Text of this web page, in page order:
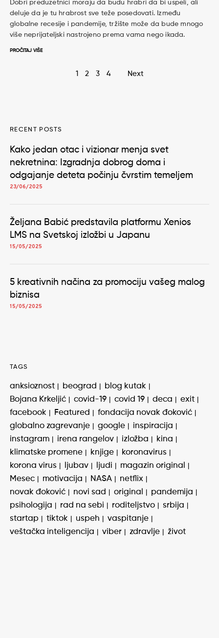
Dobri preduzetnici moraju da budu hrabri da bi uspeli, ali
deluje da je tu hrabrost sve teže posedovati. Između
globalne recesije i pandemije, tržište može da bude mnogo
više neprijateljski nastrojeno prema vama nego ikada.
PROČITAJ VIŠE
1 2 3 4 Next
RECENT POSTS
Kako jedan otac i vizionar menja svet
nekretnina: Izgradnja dobrog doma i
odgajanje deteta počinju čvrstim temeljem
23/06/2025
Željana Babić predstavila platformu Xenios
LMS na Svetskoj izložbi u Japanu
15/05/2025
5 kreativnih načina za promociju vašeg malog
biznisa
15/05/2025
TAGS
anksioznost beograd
blog kutak
Bojana Krkeljić
covid-19 covid 19 deca
exit
facebook
Featured
fondacija novak đoković
globalno zagrevanje
google
inspiracija
instagram
irena rangelov izložba
kina
klimatske promene
knjige
koronavirus
korona virus
ljubav ljudi
magazin original
Mesec
motivacija NASA
netflix
novak đoković
novi sad original
pandemija
psihologija
rad na sebi roditeljstvo
srbija
startap
tiktok uspeh
vaspitanje
veštačka inteligencija
viber zdravlje život